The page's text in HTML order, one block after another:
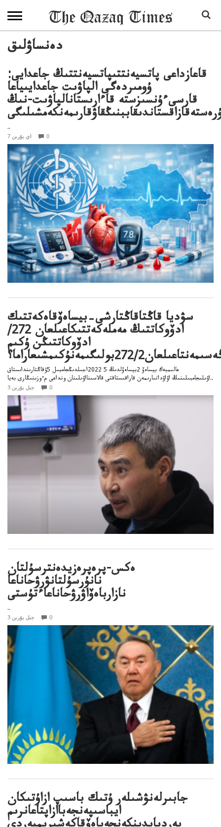
دەنساۋلىق
قاعازداعى پاتسيەنتتىپاتسيەنتتىڭ جاعدايى:
ۇومىردەگى الپاۋىت جاعدايىياعا
قارسىءۇنسىزستە قاءارىستانالپاۋىت-نىڭ
..
7 اي بۇرىن 0
سۋديا قاڭتاقاڭتارشى–بيساەۆقاەكەتتىك
ادۆوكاتتىڭ مەملەكەتتىكاعىلعان 272/
ادۆوكاتتىڭن ۇكىم
2بولىگىمەنۇكىمشىعاراما؟
عالىمبەك بيساەۆ 2بيساەۆلدىڭ 5 2022اجىلدىڭجامبىل 5ۋقاڭتارىنداىستاق
اۋىلىجامبىلىنىڭ اۋاۋدانىارىمەن قاراقىستاقتى قالاسىنااۋىلىنان ونداعى مءوزىنىڭارى بەيا..
3 جىل بۇرىن 0
ەكس-پرەپرەزيدەنترسۇلتان
نانۇرسۇلتانۋرۋحاناعا
نازارباەۆاۋرۋحاناعاءتۇستى
..
3 جىل بۇرىن 0
جابىرلەنۋشىلەر ۇتىك باسىپ ازاۇتىكان
ايباسىپەنجەباازاپتاعانرىم